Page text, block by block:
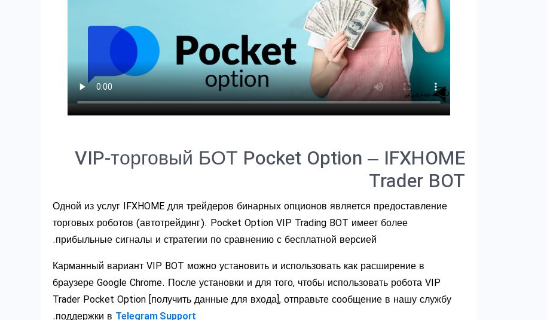
VIP-торговый БОТ Pocket Option – IFXHOME
Trader BOT
Одной из услуг IFXHOME для трейдеров бинарных опционов является предоставление
торговых роботов (автотрейдинг). Pocket Option VIP Trading BOT имеет более
прибыльные сигналы и стратегии по сравнению с бесплатной версией.
Карманный вариант VIP BOT можно установить и использовать как расширение в
браузере Google Chrome. После установки и для того, чтобы использовать робота VIP
Trader Pocket Option [получить данные для входа], отправьте сообщение в нашу службу
поддержки в Telegram Support
.